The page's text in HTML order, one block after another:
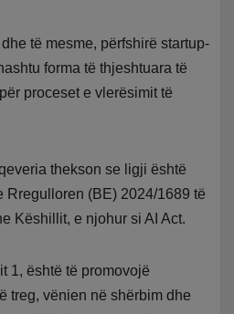
të mesme, përfshirë startup-
forma të thjeshtuara të
proceset e vlerësimit të
thekson se ligji është
Rregulloren (BE) 2024/1689 të
Këshillit, e njohur si AI Act.
1, është të promovojë
treg, vënien në shërbim dhe